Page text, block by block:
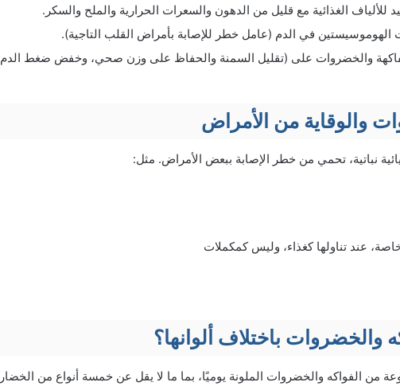
الغذائية مع قليل من الدهون والسعرات الحرارية والملح والسكر.
في الدم (عامل خطر للإصابة بأمراض القلب التاجية).
والخضروات على (تقليل السمنة والحفاظ على وزن صحي، وخفض ضغط الدم
والوقاية من الأمراض
نباتية، تحمي من خطر الإصابة ببعض الأمراض. مثل:
عند تناولها كغذاء، وليس كمكملات
والخضروات باختلاف ألوانها؟
من الفواكه والخضروات الملونة يوميًا، بما ما لا يقل عن خمسة أنواع من الخضار